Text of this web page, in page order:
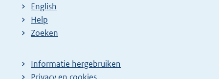
English
Help
Zoeken
Informatie hergebruiken